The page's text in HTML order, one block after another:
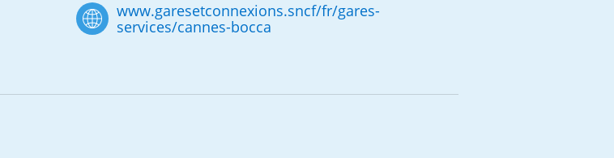
www.garesetconnexions.sncf/fr/gares-
services/cannes-bocca